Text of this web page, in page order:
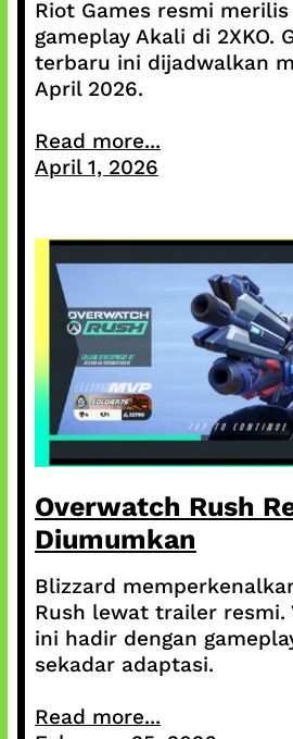
Riot Games resmi
gameplay Akali di 2XKO.
terbaru ini dijadwalkan
April 2026.
Read more...
April 1, 2026
Overwatch Rush
Diumumkan
Blizzard
Rush lewat trailer resmi.
ini hadir dengan
sekadar adaptasi.
Read more...